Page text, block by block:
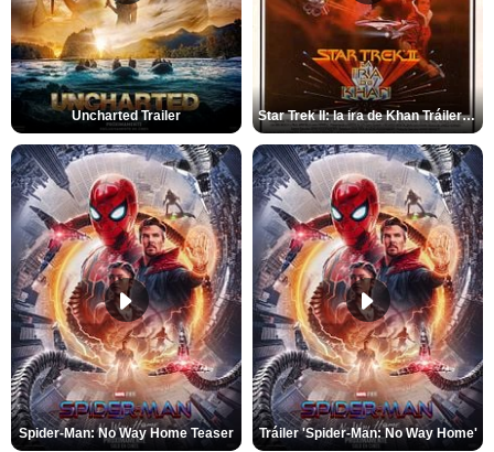
Uncharted Trailer Star Trek II: la ira de Khan Tráiler VO
Spider-Man: No Way Home Teaser Tráiler 'Spider-Man: No Way Home'